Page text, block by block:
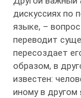
дискуссиях по
языке, –
переводит
пересоздает
образом, в
известен:
иному в